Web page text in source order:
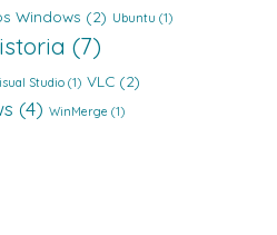
Windows (2) Ubuntu (1)
(7)
Studio(1) VLC(2)
(4) WinMerge (1)